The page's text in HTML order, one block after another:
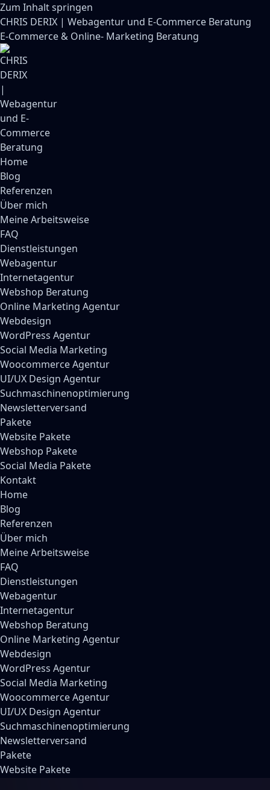
Zum Inhalt springen
CHRIS DERIX | Webagentur und E-Commerce Beratung
E-Commerce & Online- Marketing Beratung
Home
Blog
Referenzen
Über mich
Meine Arbeitsweise
FAQ
Dienstleistungen
Webagentur
Internetagentur
Webshop Beratung
Online Marketing Agentur
Webdesign
WordPress Agentur
Social Media Marketing
Woocommerce Agentur
UI/UX Design Agentur
Suchmaschinenoptimierung
Newsletterversand
Pakete
Website Pakete
Webshop Pakete
Social Media Pakete
Kontakt
Home
Blog
Referenzen
Über mich
Meine Arbeitsweise
FAQ
Dienstleistungen
Webagentur
Internetagentur
Webshop Beratung
Online Marketing Agentur
Webdesign
WordPress Agentur
Social Media Marketing
Woocommerce Agentur
UI/UX Design Agentur
Suchmaschinenoptimierung
Newsletterversand
Pakete
Website Pakete